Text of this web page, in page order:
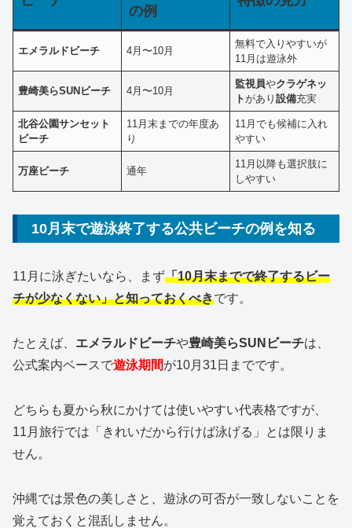
の例
エメラルドビーチ 4月〜10月
無料で入りやすいが
11月は遊泳外
豊崎美らSUNビーチ 4月〜10月
監視員やクラゲネッ
トがあり設備充実
北谷公園サンセット
ビーチ
11月末までの年度あ
り
11月でも候補に入れ
やすい
万座ビーチ 通年
11月以降も選択肢に
しやすい
10月末で遊泳終了する公共ビーチの例を知る
11月に泳ぎたいなら、まず「10月末までで終了するビー
チが少なくない」と知っておくべきです。
たとえば、 エメラルドビーチや豊崎美らSUNビーチは、
公式案内ベースで遊泳期間が10月31日までです。
どちらも夏から秋にかけては使いやすい代表格ですが、
11月旅行では「きれいだから行けば泳げる」とは限りま
せん。
沖縄では景色の美しさと、遊泳の可否が一致しないことを
覚えておくと混乱しません。